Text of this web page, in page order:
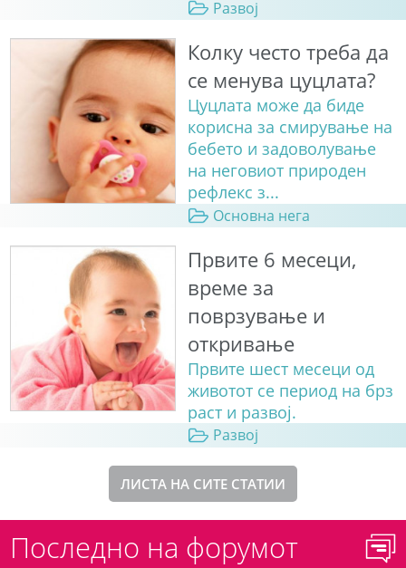
Развој
Колку често треба да
се менува цуцлата?
Цуцлата може да биде
корисна за смирување на
бебето и задоволување
на неговиот природен
рефлекс з...
Основна нега
Првите 6 месеци,
време за
поврзување и
откривање
Првите шест месеци од
животот се период на брз
раст и развој.
Развој
ЛИСТА НА СИТЕ СТАТИИ
Последно на форумот